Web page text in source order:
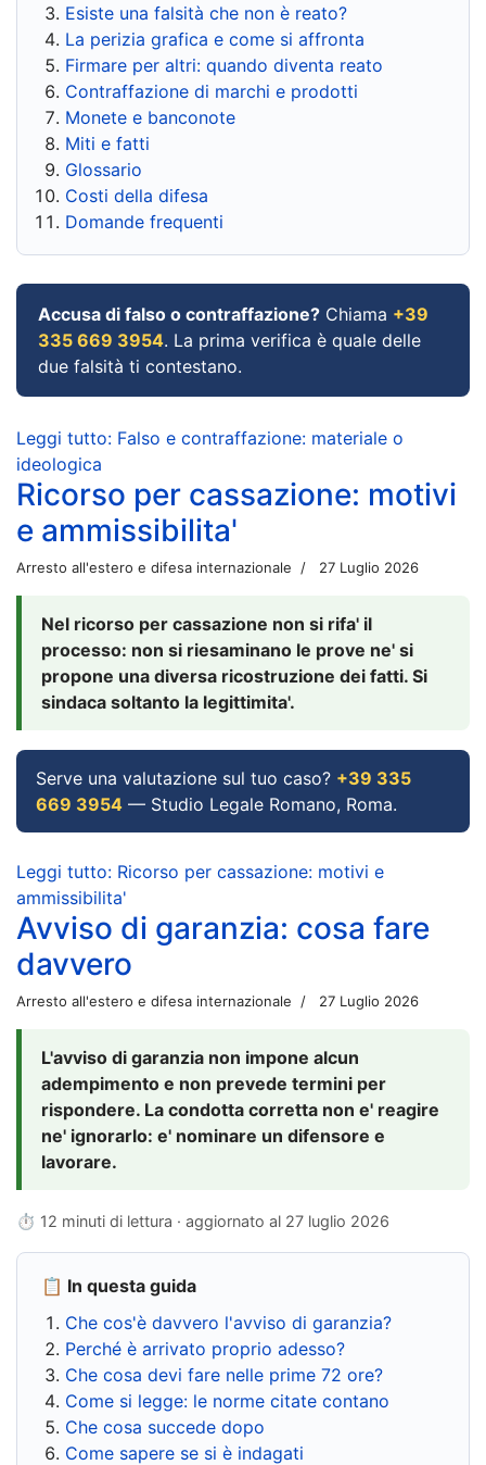
Esiste una falsità che non è reato?
La perizia grafica e come si affronta
Firmare per altri: quando diventa reato
Contraffazione di marchi e prodotti
Monete e banconote
Miti e fatti
Glossario
Costi della difesa
Domande frequenti
Accusa di falso o contraffazione? Chiama +39
335 669 3954. La prima verifica è quale delle
due falsità ti contestano.
Leggi tutto: Falso e contraffazione: materiale o
ideologica
Ricorso per cassazione: motivi
e ammissibilita'
Arresto all'estero e difesa internazionale 27 Luglio 2026
Nel ricorso per cassazione non si rifa' il
processo: non si riesaminano le prove ne' si
propone una diversa ricostruzione dei fatti. Si
sindaca soltanto la legittimita'.
Serve una valutazione sul tuo caso? +39 335
669 3954 — Studio Legale Romano, Roma.
Leggi tutto: Ricorso per cassazione: motivi e
ammissibilita'
Avviso di garanzia: cosa fare
davvero
Arresto all'estero e difesa internazionale 27 Luglio 2026
L'avviso di garanzia non impone alcun
adempimento e non prevede termini per
rispondere. La condotta corretta non e' reagire
ne' ignorarlo: e' nominare un difensore e
lavorare.
⏱ 12 minuti di lettura · aggiornato al 27 luglio 2026
📋 In questa guida
Che cos'è davvero l'avviso di garanzia?
Perché è arrivato proprio adesso?
Che cosa devi fare nelle prime 72 ore?
Come si legge: le norme citate contano
Che cosa succede dopo
Come sapere se si è indagati